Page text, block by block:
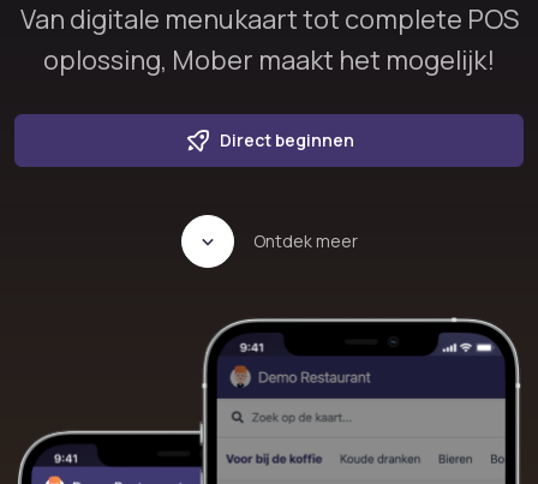
Van digitale menukaart tot complete POS
oplossing, Mober maakt het mogelijk!
Direct beginnen
Ontdek meer